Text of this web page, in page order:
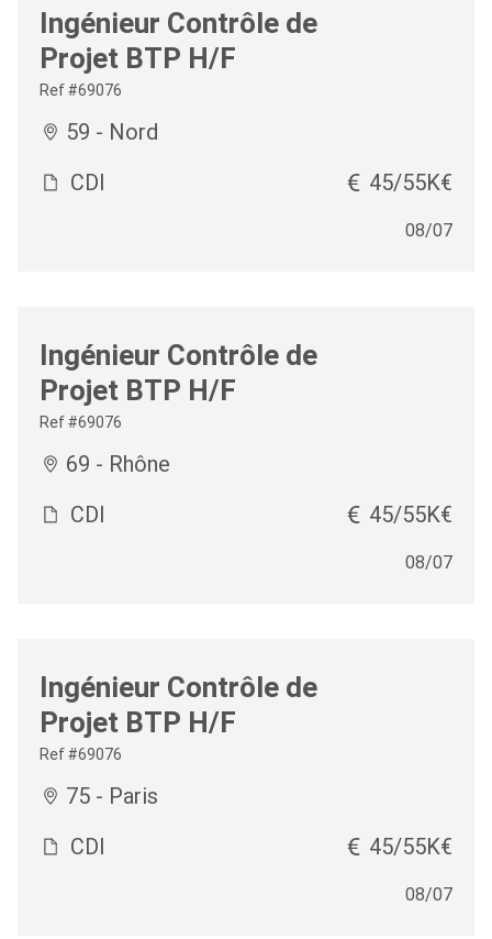
Ingénieur Contrôle de
Projet BTP H/F
Ref #69076
59 - Nord
CDI
45/55K€
08/07
Ingénieur Contrôle de
Projet BTP H/F
Ref #69076
69 - Rhône
CDI
45/55K€
08/07
Ingénieur Contrôle de
Projet BTP H/F
Ref #69076
75 - Paris
CDI
45/55K€
08/07